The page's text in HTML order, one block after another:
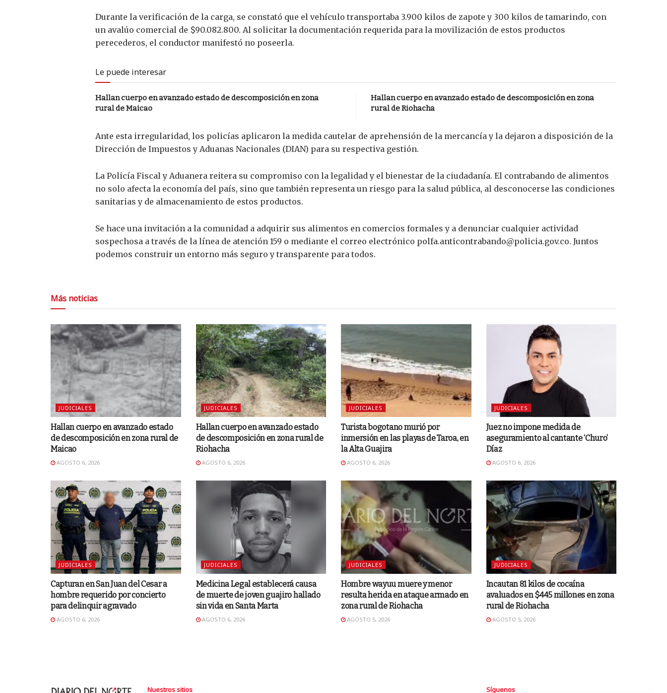
Durante la verificación de la carga, se constató que el vehículo transportaba 3.900 kilos de zapote y 300 kilos de tamarindo, con
un avalúo comercial de $90.082.800. Al solicitar la documentación requerida para la movilización de estos productos
perecederos, el conductor manifestó no poseerla.
Le puede interesar
Hallan cuerpo en avanzado estado de descomposición en zona
rural de Maicao
Hallan cuerpo en avanzado estado de descomposición en zona
rural de Riohacha
Ante esta irregularidad, los policías aplicaron la medida cautelar de aprehensión de la mercancía y la dejaron a disposición de la
Dirección de Impuestos y Aduanas Nacionales (DIAN) para su respectiva gestión.
La Policía Fiscal y Aduanera reitera su compromiso con la legalidad y el bienestar de la ciudadanía. El contrabando de alimentos
no solo afecta la economía del país, sino que también representa un riesgo para la salud pública, al desconocerse las condiciones
sanitarias y de almacenamiento de estos productos.
Se hace una invitación a la comunidad a adquirir sus alimentos en comercios formales y a denunciar cualquier actividad
sospechosa a través de la línea de atención 159 o mediante el correo electrónico polfa.anticontrabando@policia.gov.co. Juntos
podemos construir un entorno más seguro y transparente para todos.
Más noticias
JUDICIALES
Hallan cuerpo en avanzado estado
de descomposición en zona rural de
Maicao
AGOSTO 6, 2026
JUDICIALES
Hallan cuerpo en avanzado estado
de descomposición en zona rural de
Riohacha
AGOSTO 6, 2026
JUDICIALES
Turista bogotano murió por
inmersión en las playas de Taroa, en
la Alta Guajira
AGOSTO 6, 2026
JUDICIALES
Juez no impone medida de
aseguramiento al cantante ‘Churo’
Díaz
AGOSTO 6, 2026
JUDICIALES
Capturan en San Juan del Cesar a
hombre requerido por concierto
para delinquir agravado
AGOSTO 6, 2026
JUDICIALES
Medicina Legal establecerá causa
de muerte de joven guajiro hallado
sin vida en Santa Marta
AGOSTO 6, 2026
JUDICIALES
Hombre wayuu muere y menor
resulta herida en ataque armado en
zona rural de Riohacha
AGOSTO 5, 2026
JUDICIALES
Incautan 81 kilos de cocaína
avaluados en $445 millones en zona
rural de Riohacha
AGOSTO 5, 2026
Nuestros sitios Síguenos